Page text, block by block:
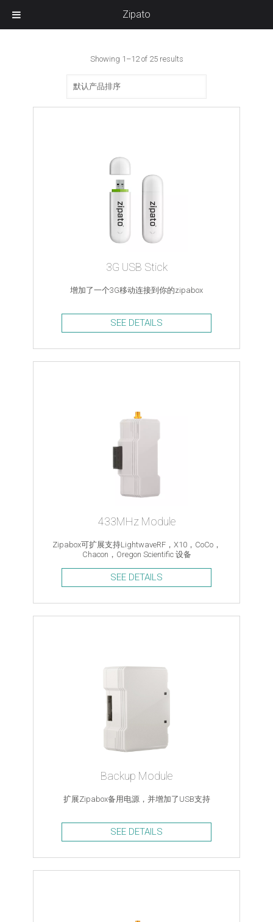
Showing 1–12 of 25 results
3G USB Stick
增加了一个3G移动连接到你的zipabox
SEE DETAILS
433MHz Module
Zipabox可扩展支持LightwaveRF，X10，CoCo，
Chacon，Oregon Scientific 设备
SEE DETAILS
Backup Module
扩展Zipabox备用电源，并增加了USB支持
SEE DETAILS
Zipato